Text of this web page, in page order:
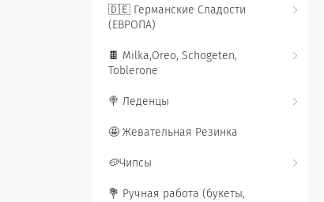
🇩🇪 Германские Сладости
(ЕВРОПА)
🍫 Milka,Oreo, Schogeten,
Toblerone
🍭 Леденцы
🤩 Жевательная Резинка
🥔Чипсы
💐 Ручная работа (букеты,